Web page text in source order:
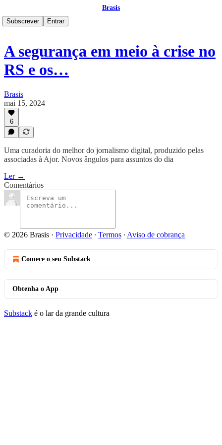
Brasis
Subscrever
Entrar
A segurança em meio à crise no
RS e os…
Brasis
mai 15, 2024
6
Uma curadoria do melhor do jornalismo digital, produzido pelas
associadas à Ajor. Novos ângulos para assuntos do dia
Ler →
Comentários
© 2026 Brasis · Privacidade ∙ Termos ∙ Aviso de cobrança
Comece o seu Substack
Obtenha o App
Substack é o lar da grande cultura